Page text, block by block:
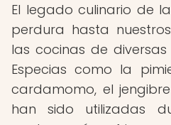
El legado culinario de
perdura hasta
las cocinas de
Especias como la
cardamomo, el
han sido utilizadas